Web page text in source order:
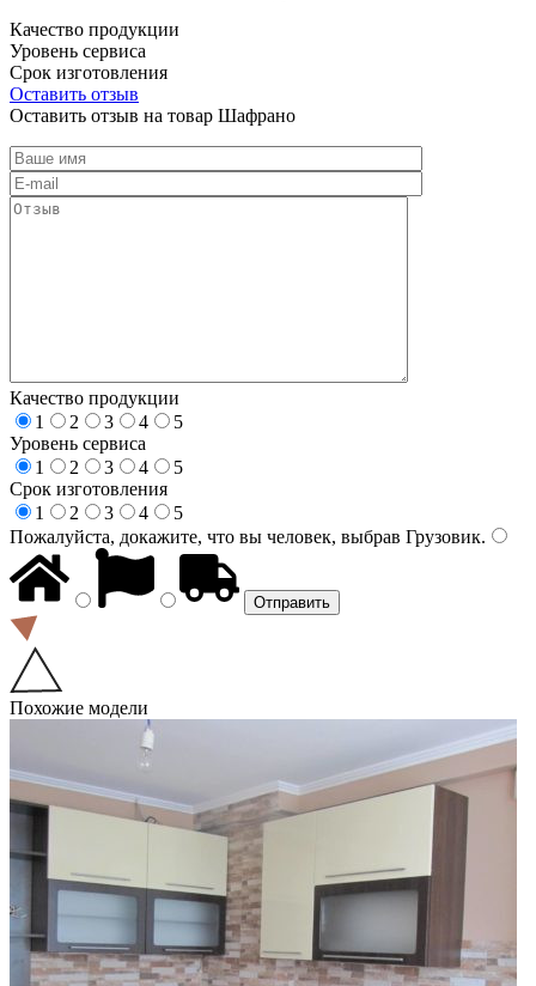
Качество продукции
Уровень сервиса
Срок изготовления
Оставить отзыв
Оставить отзыв на товар Шафрано
Качество продукции
1
2 3 4
5
Уровень сервиса
1
2 3 4
5
Срок изготовления
1
2 3 4
5
Пожалуйста, докажите, что вы человек, выбрав Грузовик.
Похожие модели